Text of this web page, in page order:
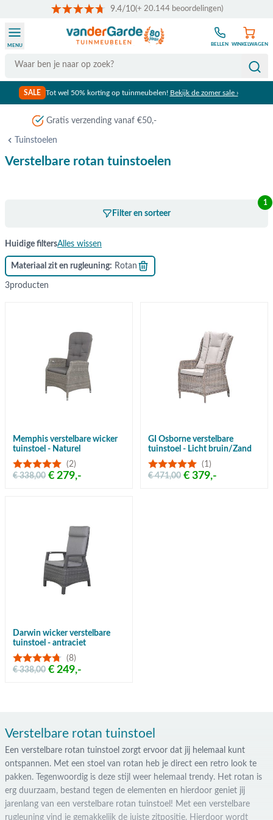
9.4/10(+ 20.144 beoordelingen)
Search
MENU BELLEN WINKELWAGEN
SALE Tot wel 50% korting op tuinmeubelen! Bekijk de zomer sale ›
Gratis verzending vanaf €50,-
Tuinstoelen
Verstelbare rotan tuinstoelen
Filter en sorteer
1
Huidige filtersAlles wissen
Materiaal zit en rugleuning Rotan
3producten
Memphis verstelbare wicker
tuinstoel - Naturel
(2)
€ 279,-
€ 338,00
GI Osborne verstelbare
tuinstoel - Licht bruin/Zand
(1)
€ 379,-
€ 471,00
Darwin wicker verstelbare
tuinstoel - antraciet
(8)
€ 249,-
€ 338,00
Verstelbare rotan tuinstoel
Een verstelbare rotan tuinstoel zorgt ervoor dat jij helemaal kunt
ontspannen. Met een stoel van rotan heb je direct een retro look te
pakken. Tegenwoordig is deze stijl weer helemaal trendy. Het rotan is
erg duurzaam, bestand tegen de elementen en hierdoor geniet jij
jarenlang van een verstelbare rotan tuinstoel! Met een verstelbare
rugleuning vind je gemakkelijk de juiste zitpositie. Hierdoor wordt